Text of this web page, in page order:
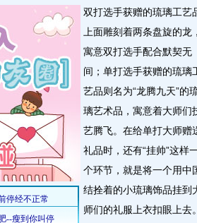
双打选手获赠的琉璃工艺
上面雕刻着两条盘旋的龙，
寓意双打选手配合默契无
间；单打选手获赠的琉璃
艺品则名为“龙腾九天”的
璃艺术品，寓意着大师们
艺腾飞。在给单打大师赠
礼品时，还有“挂帅”这样
个环节，就是将一个用中
结拴着的小琉璃饰品挂到
师们的礼服上衣扣眼上去。